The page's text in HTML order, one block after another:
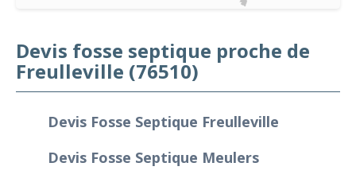
Devis fosse septique proche de
Freulleville (76510)
Devis Fosse Septique Freulleville
Devis Fosse Septique Meulers